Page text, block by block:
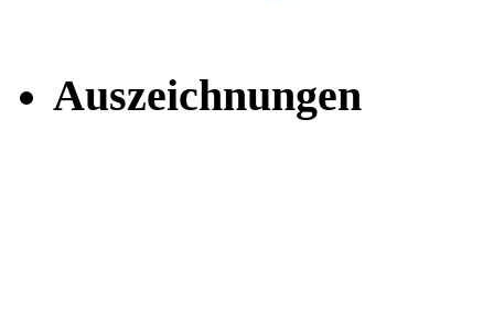
Auszeichnungen